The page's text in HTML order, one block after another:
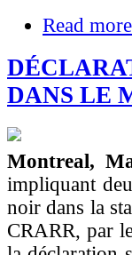
Read more
DANS LE
Montreal,
impliquant
noir dans la
CRARR, par